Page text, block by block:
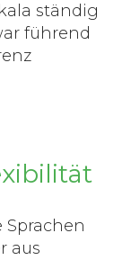
ständig
führend
aus